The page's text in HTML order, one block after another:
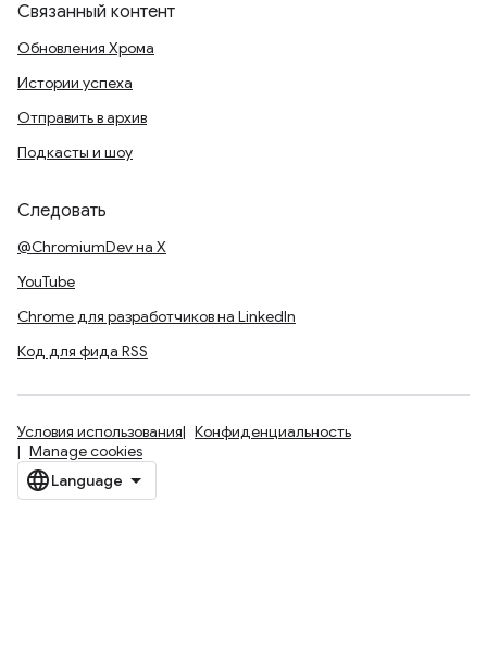
Связанный контент
Обновления Хрома
Истории успеха
Отправить в архив
Подкасты и шоу
Следовать
@ChromiumDev на X
YouTube
Chrome для разработчиков на LinkedIn
Код для фида RSS
Условия использования
Конфиденциальность
Manage cookies